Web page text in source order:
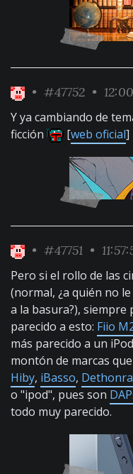
• #47752 •
Y ya cambiando de
ficción
[web oficial]
• #47751 •
Pero si el rollo de las
(normal, ¿a quién no
a la basura?), siempre
parecido a esto: Fiio
más parecido a un
montón de marcas
Hiby, iBasso,
o "ipod", pues son
todo muy parecido.